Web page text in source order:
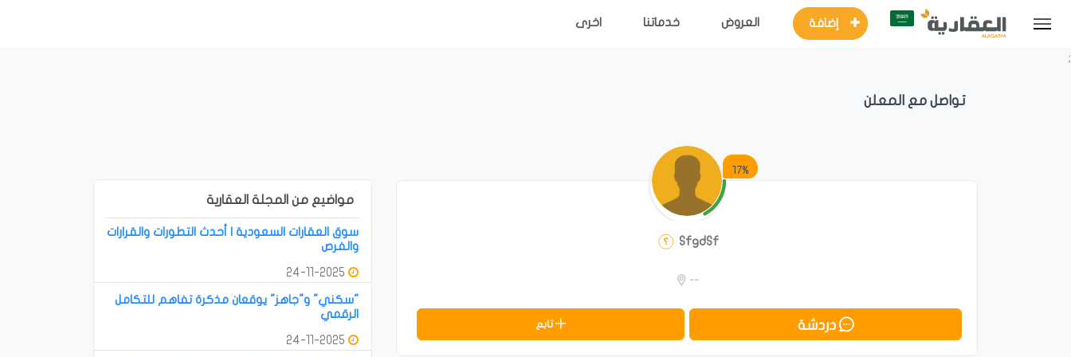
;
إضافة العروض خدماتنا اخرى
تواصل مع المعلن
17%
SfgdSf
--
دردشة تابع
مواضيع من المجلة العقارية
سوق العقارات السعودية | أحدث التطورات والقرارات
والفرص
"سكني" و"جاهز" يوقعان مذكرة تفاهم للتكامل
الرقمي